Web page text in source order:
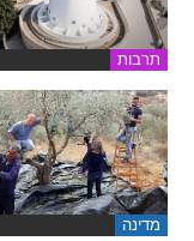
תרבות
מדינה